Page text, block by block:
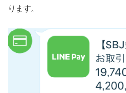
ります。